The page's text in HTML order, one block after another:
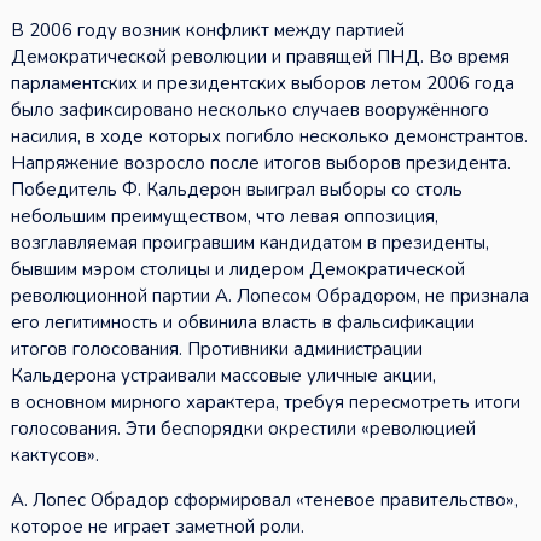
В 2006 году возник конфликт между партией
Демократической революции и правящей ПНД. Во время
парламентских и президентских выборов летом 2006 года
было зафиксировано несколько случаев вооружённого
насилия, в ходе которых погибло несколько демонстрантов.
Напряжение возросло после итогов выборов президента.
Победитель Ф. Кальдерон выиграл выборы со столь
небольшим преимуществом, что левая оппозиция,
возглавляемая проигравшим кандидатом в президенты,
бывшим мэром столицы и лидером Демократической
революционной партии А. Лопесом Обрадором, не признала
его легитимность и обвинила власть в фальсификации
итогов голосования. Противники администрации
Кальдерона устраивали массовые уличные акции,
в основном мирного характера, требуя пересмотреть итоги
голосования. Эти беспорядки окрестили «революцией
кактусов».
А. Лопес Обрадор сформировал «теневое правительство»,
которое не играет заметной роли.